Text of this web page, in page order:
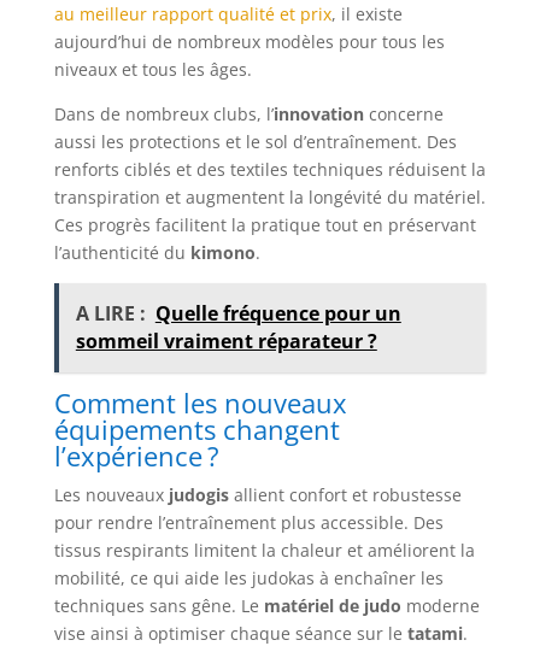
au meilleur rapport qualité et prix, il existe
aujourd’hui de nombreux modèles pour tous les
niveaux et tous les âges.
Dans de nombreux clubs, l’innovationconcerne
aussi les protections et le sol d’entraînement. Des
renforts ciblés et des textiles techniques réduisent la
transpiration et augmentent la longévité du matériel.
Ces progrès facilitent la pratique tout en préservant
l’authenticité du kimono.
A LIRE : Quelle fréquence pour un
sommeil vraiment réparateur ?
Comment les nouveaux
équipements changent
l’expérience ?
Les nouveaux judogisallient confort et robustesse
pour rendre l’entraînement plus accessible. Des
tissus respirants limitent la chaleur et améliorent la
mobilité, ce qui aide les judokas à enchaîner les
techniques sans gêne. Le matériel de judo moderne
vise ainsi à optimiser chaque séance sur le tatami.